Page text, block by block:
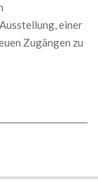
einer
Zugängen zu